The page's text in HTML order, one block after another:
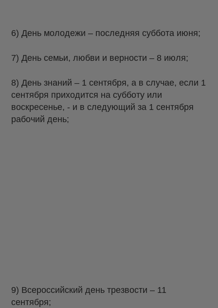
6) День молодежи – последняя суббота июня;
7) День семьи, любви и верности – 8 июля;
8) День знаний – 1 сентября, а в случае, если 1
сентября приходится на субботу или
воскресенье, - и в следующий за 1 сентября
рабочий день;
9) Всероссийский день трезвости – 11
сентября;